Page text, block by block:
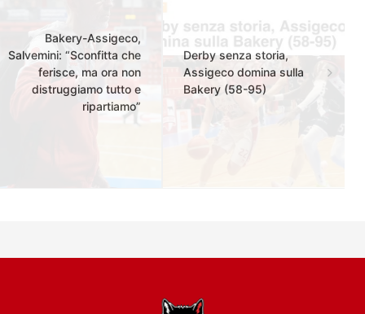
Bakery-Assigeco,
Salvemini: “Sconfitta che
ferisce, ma ora non
distruggiamo tutto e
ripartiamo”
Derby senza storia,
Assigeco domina sulla
Bakery (58-95)